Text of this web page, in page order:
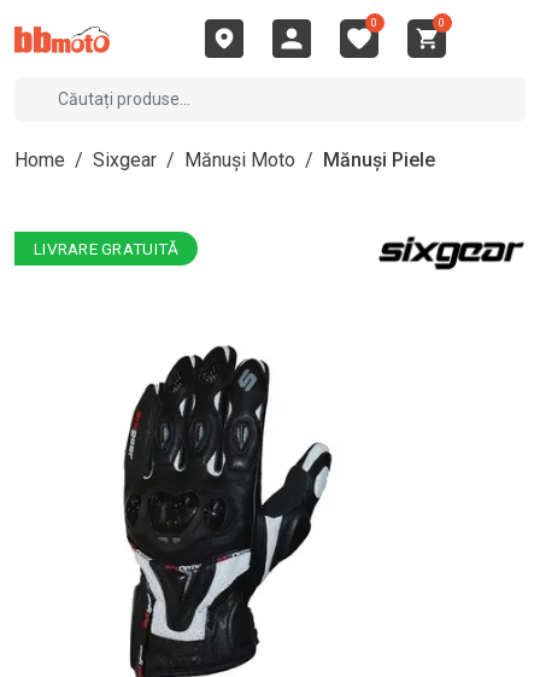
0 0
Home / Sixgear / Mănuși Moto / Mănuși Piele
LIVRARE GRATUITĂ